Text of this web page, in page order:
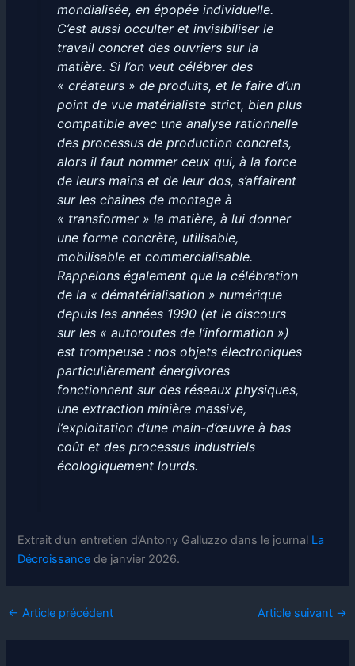
mondialisée, en épopée individuelle.
C’est aussi occulter et invisibiliser le
travail concret des ouvriers sur la
matière. Si l’on veut célébrer des
« créateurs » de produits, et le faire d’un
point de vue matérialiste strict, bien plus
compatible avec une analyse rationnelle
des processus de production concrets,
alors il faut nommer ceux qui, à la force
de leurs mains et de leur dos, s’affairent
sur les chaînes de montage à
« transformer » la matière, à lui donner
une forme concrète, utilisable,
mobilisable et commercialisable.
Rappelons également que la célébration
de la « dématérialisation » numérique
depuis les années 1990 (et le discours
sur les « autoroutes de l’information »)
est trompeuse : nos objets électroniques
particulièrement énergivores
fonctionnent sur des réseaux physiques,
une extraction minière massive,
l’exploitation d’une main-d’œuvre à bas
coût et des processus industriels
écologiquement lourds.
Extrait d’un entretien d’Antony Galluzzo dans le journal La
Décroissance de janvier 2026.
← Article précédent Article suivant →